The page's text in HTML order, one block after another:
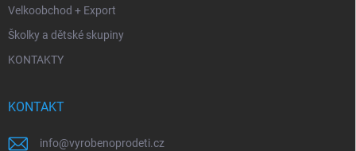
Velkoobchod + Export
Školky a dětské skupiny
KONTAKTY
KONTAKT
info@vyrobenoprodeti.cz